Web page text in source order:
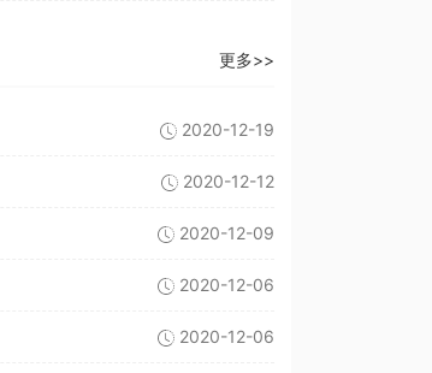
更多>>
2020-12-19
2020-12-12
2020-12-09
2020-12-06
2020-12-06